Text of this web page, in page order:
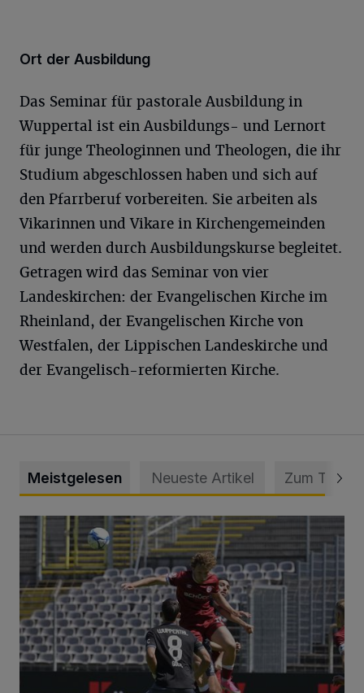
Ort der Ausbildung
Das Seminar für pastorale Ausbildung in
Wuppertal ist ein Ausbildungs- und Lernort
für junge Theologinnen und Theologen, die ihr
Studium abgeschlossen haben und sich auf
den Pfarrberuf vorbereiten. Sie arbeiten als
Vikarinnen und Vikare in Kirchengemeinden
und werden durch Ausbildungskurse begleitet.
Getragen wird das Seminar von vier
Landeskirchen: der Evangelischen Kirche im
Rheinland, der Evangelischen Kirche von
Westfalen, der Lippischen Landeskirche und
der Evangelisch-reformierten Kirche.
Meistgelesen Neueste Artikel Zum Thema
WSV: Übertragung im Barmer Bahnhof und klare Ansage